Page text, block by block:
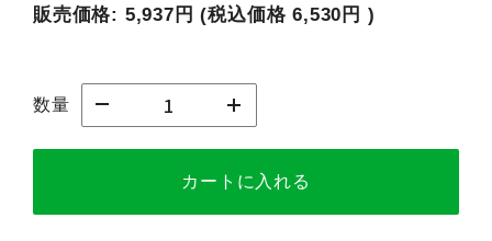
販売価格: 5,937円 (税込価格6,530円 )
数量
カートに入れる